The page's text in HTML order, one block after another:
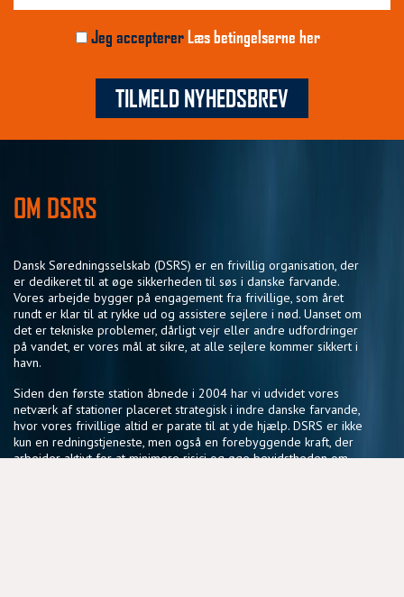
Jeg acceptererLæs betingelserne her
TILMELD NYHEDSBREV
OM DSRS
Dansk Søredningsselskab (DSRS) er en frivillig organisation, der
er dedikeret til at øge sikkerheden til søs i danske farvande.
Vores arbejde bygger på engagement fra frivillige, som året
rundt er klar til at rykke ud og assistere sejlere i nød. Uanset om
det er tekniske problemer, dårligt vejr eller andre udfordringer
på vandet, er vores mål at sikre, at alle sejlere kommer sikkert i
havn.
Siden den første station åbnede i 2004 har vi udvidet vores
netværk af stationer placeret strategisk i indre danske farvande,
hvor vores frivillige altid er parate til at yde hjælp. DSRS er ikke
kun en redningstjeneste, men også en forebyggende kraft, der
arbejder aktivt for at minimere risici og øge bevidstheden om